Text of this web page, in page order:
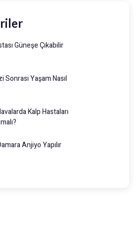
Güneşe Çıkabilir
Sonrası Yaşam Nasıl
Kalp Hastaları
Anjiyo Yapılır